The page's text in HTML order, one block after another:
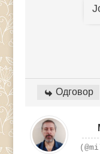
Одговор